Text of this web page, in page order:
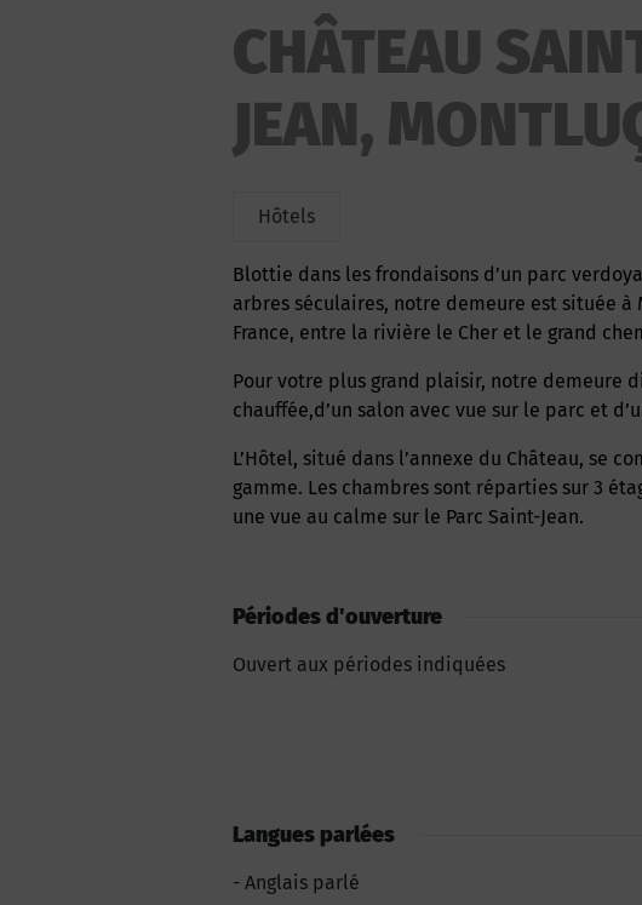
CHÂTEAU
JEAN,
Hôtels
Blottie dans les frondaisons d’un parc verdoyant et centenaire, orné de magnifiques
arbres séculaires, notre demeure est située à
France, entre la rivière le Cher et le grand
Pour votre plus grand plaisir, notre demeure dispose d’une piscine intérieure
chauffée,d’un salon avec vue sur le parc et
L’Hôtel, situé dans l’annexe du Château, se compose de 19 chambres et suites haut de
gamme. Les chambres sont réparties sur 3
une vue au calme sur le Parc Saint-Jean.
Périodes d'ouverture
Ouvert aux périodes indiquées
Langues parlées
Anglais parlé